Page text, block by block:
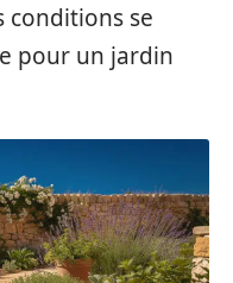
conditions se
pour un jardin